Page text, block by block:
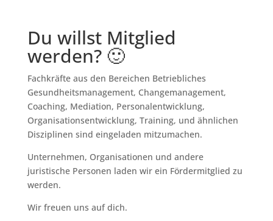
Du willst Mitglied
werden? 🙂
Fachkräfte aus den Bereichen Betriebliches
Gesundheitsmanagement, Changemanagement,
Coaching, Mediation, Personalentwicklung,
Organisationsentwicklung, Training, und ähnlichen
Disziplinen sind eingeladen mitzumachen.
Unternehmen, Organisationen und andere
juristische Personen laden wir ein Fördermitglied zu
werden.
Wir freuen uns auf dich.